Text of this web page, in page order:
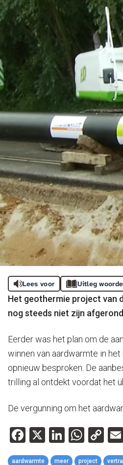
Lees voor Uitleg
Het geothermie project van
nog steeds niet zijn
Eerder was het plan om de
winnen van aardwarmte in
opnieuw besproken. De
trilling al ontdekt voordat het
De vergunning om het
Facebook
X LinkedIn
aardwarmte meer project